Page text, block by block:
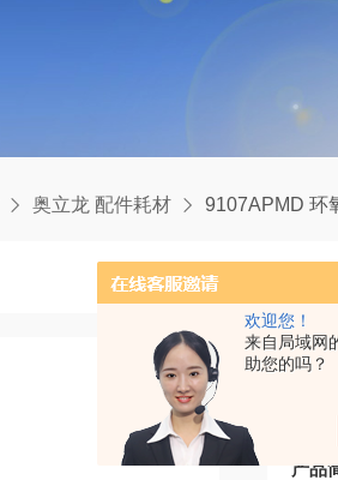
欢迎您！
来自局域网
助您的吗？
奥立龙 配件耗材 9107APMD 环氧树脂
产品